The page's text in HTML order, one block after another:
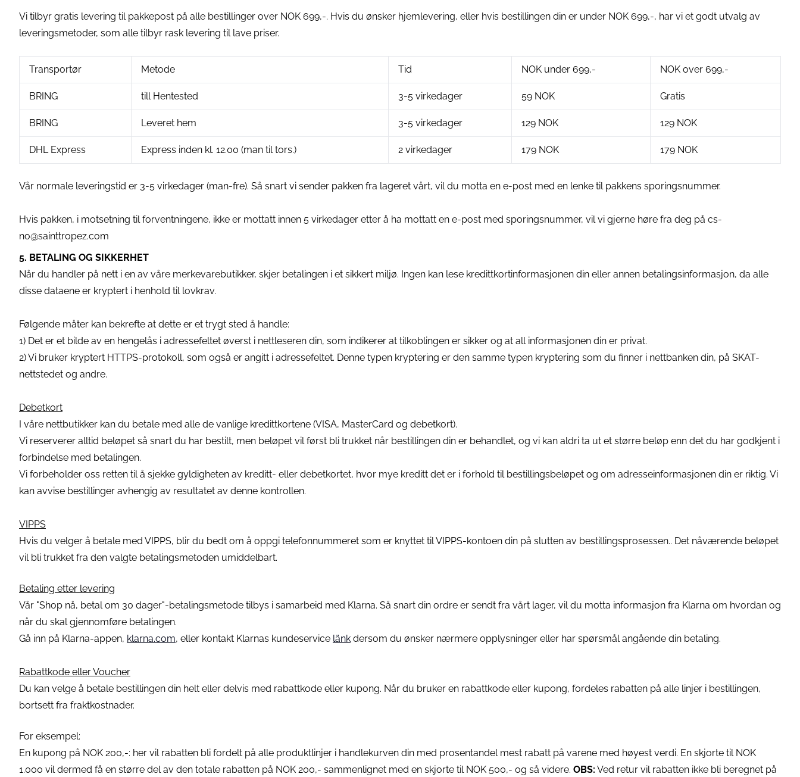
Vi tilbyr gratis levering til pakkepost på alle bestillinger over NOK 699,-. Hvis du ønsker hjemlevering, eller hvis bestillingen din er under NOK 699,-, har vi et godt utvalg av
leveringsmetoder, som alle tilbyr rask levering til lave priser.
Transportør Metode Tid NOK under 699,- NOK over 699,-
BRING till Hentested 3-5 virkedager 59 NOK Gratis
BRING Leveret hem 3-5 virkedager 129 NOK 129 NOK
DHL Express Express inden kl. 12.00 (man til tors.) 2 virkedager 179 NOK 179 NOK
Vår normale leveringstid er 3-5 virkedager (man-fre). Så snart vi sender pakken fra lageret vårt, vil du motta en e-post med en lenke til pakkens sporingsnummer.
Hvis pakken, i motsetning til forventningene, ikke er mottatt innen 5 virkedager etter å ha mottatt en e-post med sporingsnummer, vil vi gjerne høre fra deg på cs-
no@sainttropez.com
5. BETALING OG SIKKERHET
Når du handler på nett i en av våre merkevarebutikker, skjer betalingen i et sikkert miljø. Ingen kan lese kredittkortinformasjonen din eller annen betalingsinformasjon, da alle
disse dataene er kryptert i henhold til lovkrav.
Følgende måter kan bekrefte at dette er et trygt sted å handle:
1) Det er et bilde av en hengelås i adressefeltet øverst i nettleseren din, som indikerer at tilkoblingen er sikker og at all informasjonen din er privat.
2) Vi bruker kryptert HTTPS-protokoll, som også er angitt i adressefeltet. Denne typen kryptering er den samme typen kryptering som du finner i nettbanken din, på SKAT-
nettstedet og andre.
Debetkort
I våre nettbutikker kan du betale med alle de vanlige kredittkortene (VISA, MasterCard og debetkort).
Vi reserverer alltid beløpet så snart du har bestilt, men beløpet vil først bli trukket når bestillingen din er behandlet, og vi kan aldri ta ut et større beløp enn det du har godkjent i
forbindelse med betalingen.
Vi forbeholder oss retten til å sjekke gyldigheten av kreditt- eller debetkortet, hvor mye kreditt det er i forhold til bestillingsbeløpet og om adresseinformasjonen din er riktig. Vi
kan avvise bestillinger avhengig av resultatet av denne kontrollen.
VIPPS
Hvis du velger å betale med VIPPS, blir du bedt om å oppgi telefonnummeret som er knyttet til VIPPS-kontoen din på slutten av bestillingsprosessen.. Det nåværende beløpet
vil bli trukket fra den valgte betalingsmetoden umiddelbart.
Betaling etter levering
Vår "Shop nå, betal om 30 dager"-betalingsmetode tilbys i samarbeid med Klarna. Så snart din ordre er sendt fra vårt lager, vil du motta informasjon fra Klarna om hvordan og
når du skal gjennomføre betalingen.
Gå inn på Klarna-appen, klarna.com, eller kontakt Klarnas kundeservice länk dersom du ønsker nærmere opplysninger eller har spørsmål angående din betaling.
Rabattkode eller Voucher
Du kan velge å betale bestillingen din helt eller delvis med rabattkode eller kupong. Når du bruker en rabattkode eller kupong, fordeles rabatten på alle linjer i bestillingen,
bortsett fra fraktkostnader.
For eksempel:
En kupong på NOK 200,-: her vil rabatten bli fordelt på alle produktlinjer i handlekurven din med prosentandel mest rabatt på varene med høyest verdi. En skjorte til NOK
1.000 vil dermed få en større del av den totale rabatten på NOK 200,- sammenlignet med en skjorte til NOK 500,- og så videre. OBS: Ved retur vil rabatten ikke bli beregnet på